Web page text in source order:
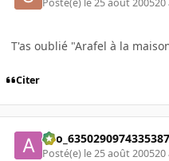
Posté(e) le 25 août 200520
T'as oublié "Arafel à la
Citer
Posté(e) le 25 août 200520